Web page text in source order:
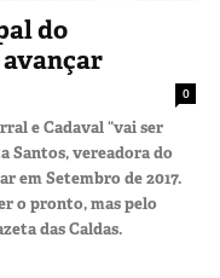
do
0
e Cadaval “vai ser
Santos, vereadora do
em Setembro de 2017.
o pronto, mas pelo
das Caldas.